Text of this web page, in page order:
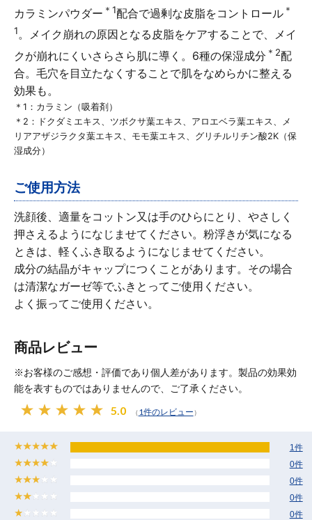
その他
お悩み・用途から探す
ブランドから探す
キャンペーンから探す
カラミンパウダー ＊1配合で過剰な皮脂をコントロール ＊
1。メイク崩れの原因となる皮脂をケアすることで、メイ
クが崩れにくいさらさら肌に導く。6種の保湿成分 ＊2配
合。毛穴を目立たなくすることで肌をなめらかに整える
効果も。
＊1：カラミン（吸着剤）
＊2：ドクダミエキス、ツボクサ葉エキス、アロエベラ葉エキス、メ
リアアザジラクタ葉エキス、モモ葉エキス、グリチルリチン酸2K（保
湿成分）
ご使用方法
洗顔後、適量をコットン又は手のひらにとり、やさしく
押さえるようになじませてください。粉浮きが気になる
ときは、軽くふき取るようになじませてください。
成分の結晶がキャップにつくことがあります。その場合
は清潔なガーゼ等でふきとってご使用ください。
よく振ってご使用ください。
商品レビュー
※お客様のご感想・評価であり個人差があります。製品の効果効
能を表すものではありませんので、ご了承ください。
5.0 （1件のレビュー）
1件
0件
0件
0件
0件